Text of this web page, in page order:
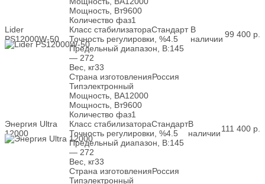
Lider
PS12000W-50
Мощность, Вт9600
Количество фаз1
Класс стабилизатораСтандарт
Точность регулировки, %4.5
Предельный диапазон, В:145
— 272
Вес, кг33
Страна изготовленияРоссия
В
наличии 99 400 р.
Энергия Ultra
12000
Типэлектронный
Мощность, ВА12000
Мощность, Вт9600
Количество фаз1
Класс стабилизатораСтандарт
Точность регулировки, %4.5
Предельный диапазон, В:145
— 272
Вес, кг33
Страна изготовленияРоссия
В
наличии111 400 р.
Типэлектронный